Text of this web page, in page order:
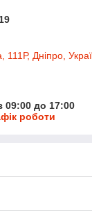
111Р, Дніпро,
09:00 до 17:00
роботи